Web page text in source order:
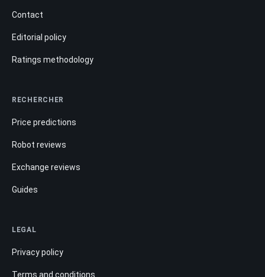
Contact
Editorial policy
Ratings methodology
RECHERCHER
Price predictions
Robot reviews
Exchange reviews
Guides
LEGAL
Privacy policy
Terms and conditions